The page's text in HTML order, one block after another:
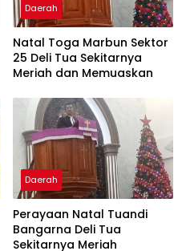
Daerah
Natal Toga Marbun Sektor
25 Deli Tua Sekitarnya
Meriah dan Memuaskan
Daerah
Perayaan Natal Tuandi
Bangarna Deli Tua
Sekitarnya Meriah